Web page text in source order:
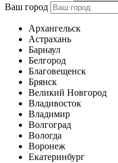
Ваш город
Архангельск
Астрахань
Барнаул
Белгород
Благовещенск
Брянск
Великий Новгород
Владивосток
Владимир
Волгоград
Вологда
Воронеж
Екатеринбург